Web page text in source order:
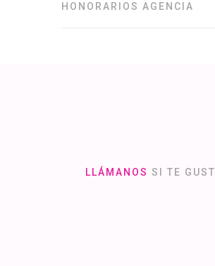
HONORARIOS AGENCIA
LLÁMANOS SI TE